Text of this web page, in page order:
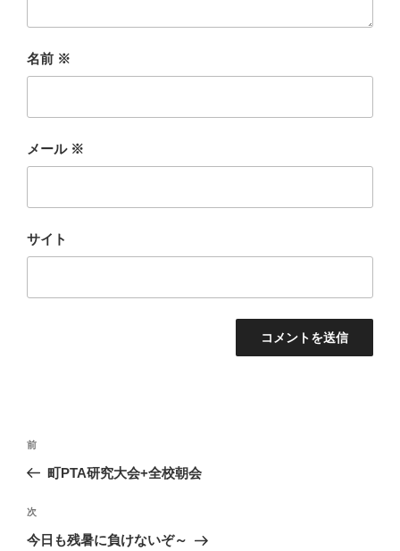
名前 ※
メール ※
サイト
投
ビ
ゲ
前
の
稿
前
町PTA研究大会+全校朝会
次
の
次
今日も残暑に負けないぞ～